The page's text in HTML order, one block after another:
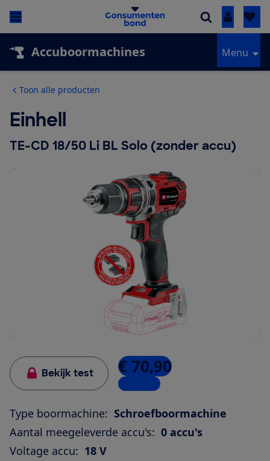
Inloggen
Accuboormachines Menu
Toon alle producten
Einhell
TE-CD 18/50 Li BL Solo (zonder accu)
Bekijk test € 70,90
6 winkels
Type boormachine: Schroefboormachine
Aantal meegeleverde accu's: 0 accu's
Voltage accu: 18 V